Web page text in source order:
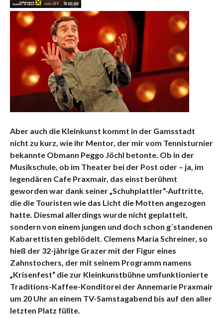
Aber auch die Kleinkunst kommt in der Gamsstadt
nicht zu kurz, wie ihr Mentor, der mir vom Tennisturnier
bekannte Obmann Peggo Jöchl betonte. Ob in der
Musikschule, ob im Theater bei der Post oder – ja, im
legendären Cafe Praxmair, das einst berühmt
geworden war dank seiner „Schuhplattler“-Auftritte,
die die Touristen wie das Licht die Motten angezogen
hatte. Diesmal allerdings wurde nicht geplattelt,
sondern von einem jungen und doch schon g´standenen
Kabarettisten geblödelt. Clemens Maria Schreiner, so
hieß der 32-jährige Grazer mit der Figur eines
Zahnstochers, der mit seinem Programm namens
„Krisenfest“ die zur Kleinkunstbühne umfunktionierte
Traditions-Kaffee-Konditorei der Annemarie Praxmair
um 20 Uhr an einem TV-Samstagabend bis auf den aller
letzten Platz füllte.